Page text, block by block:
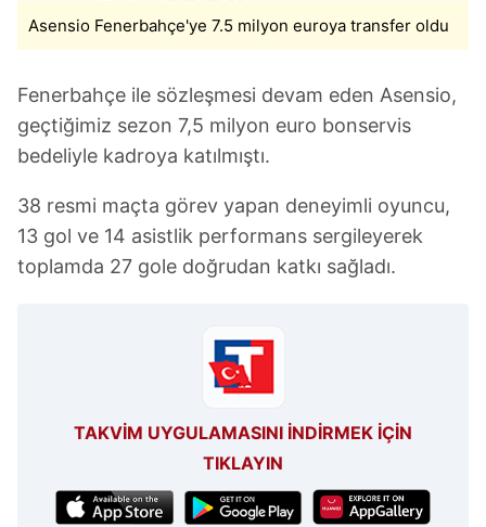
Asensio Fenerbahçe'ye 7.5 milyon euroya transfer oldu
Fenerbahçe ile sözleşmesi devam eden Asensio,
geçtiğimiz sezon 7,5 milyon euro bonservis
bedeliyle kadroya katılmıştı.
38 resmi maçta görev yapan deneyimli oyuncu,
13 gol ve 14 asistlik performans sergileyerek
toplamda 27 gole doğrudan katkı sağladı.
TAKVİM UYGULAMASINI İNDİRMEK İÇİN
TIKLAYIN